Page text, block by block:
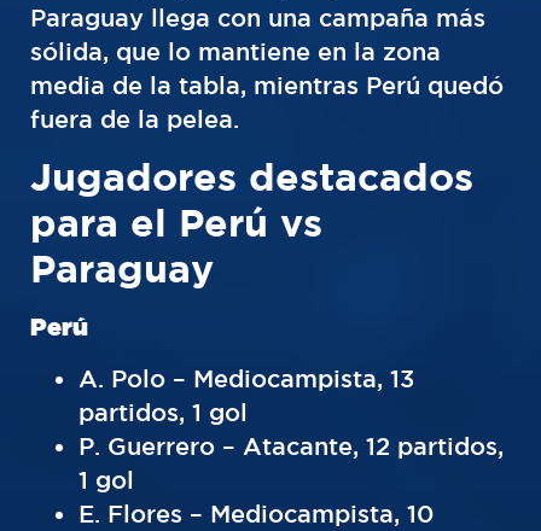
Paraguay llega con una campaña más
sólida, que lo mantiene en la zona
media de la tabla, mientras Perú quedó
fuera de la pelea.
Jugadores destacados
para el Perú vs
Paraguay
Perú
A. Polo – Mediocampista, 13
partidos, 1 gol
P. Guerrero – Atacante, 12 partidos,
1 gol
E. Flores – Mediocampista, 10